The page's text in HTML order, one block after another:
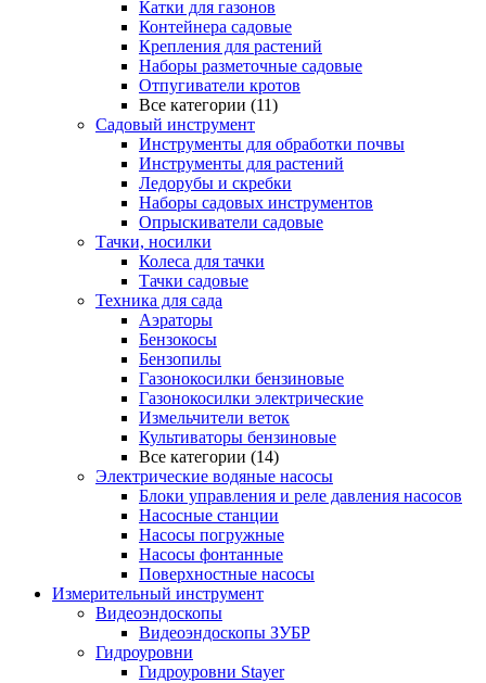
Катки для газонов
Контейнера садовые
Крепления для растений
Наборы разметочные садовые
Отпугиватели кротов
Все категории (11)
Садовый инструмент
Инструменты для обработки почвы
Инструменты для растений
Ледорубы и скребки
Наборы садовых инструментов
Опрыскиватели садовые
Тачки, носилки
Колеса для тачки
Тачки садовые
Техника для сада
Аэраторы
Бензокосы
Бензопилы
Газонокосилки бензиновые
Газонокосилки электрические
Измельчители веток
Культиваторы бензиновые
Все категории (14)
Электрические водяные насосы
Блоки управления и реле давления насосов
Насосные станции
Насосы погружные
Насосы фонтанные
Поверхностные насосы
Измерительный инструмент
Видеоэндоскопы
Видеоэндоскопы ЗУБР
Гидроуровни
Гидроуровни Stayer